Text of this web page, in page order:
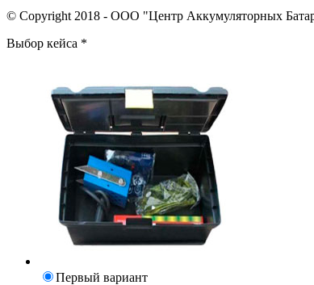
© Copyright 2018 - ООО "Центр Аккумуляторных
Выбор кейса *
Первый вариант